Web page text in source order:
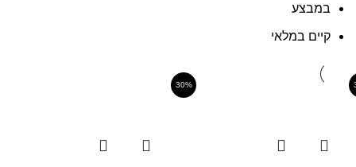
במבצע
קיים במלאי
30%